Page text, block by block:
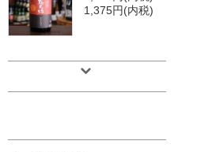
1,375円(内税)